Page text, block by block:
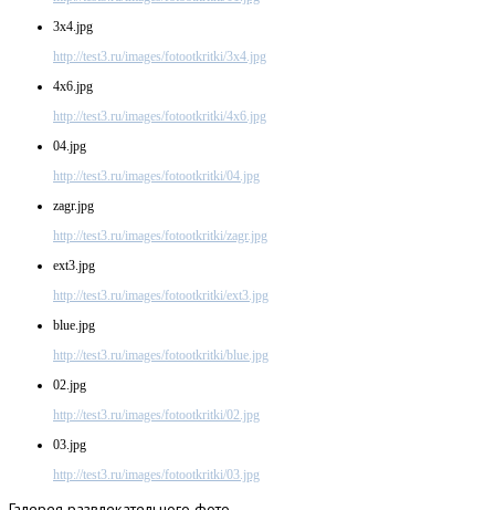
3x4.jpg
http://test3.ru/images/fotootkritki/3x4.jpg
4x6.jpg
http://test3.ru/images/fotootkritki/4x6.jpg
04.jpg
http://test3.ru/images/fotootkritki/04.jpg
zagr.jpg
http://test3.ru/images/fotootkritki/zagr.jpg
ext3.jpg
http://test3.ru/images/fotootkritki/ext3.jpg
blue.jpg
http://test3.ru/images/fotootkritki/blue.jpg
02.jpg
http://test3.ru/images/fotootkritki/02.jpg
03.jpg
http://test3.ru/images/fotootkritki/03.jpg